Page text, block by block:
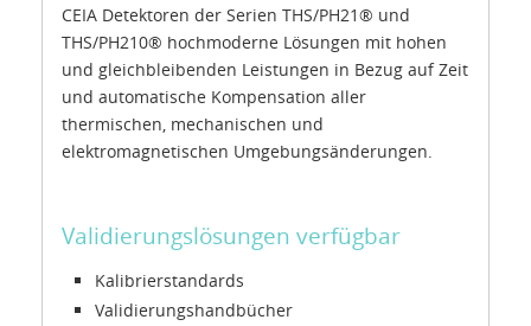
CEIA Detektoren der Serien THS/PH21® und
THS/PH210® hochmoderne Lösungen mit hohen
und gleichbleibenden Leistungen in Bezug auf Zeit
und automatische Kompensation aller
thermischen, mechanischen und
elektromagnetischen Umgebungsänderungen.
Validierungslösungen verfügbar
Kalibrierstandards
Validierungshandbücher